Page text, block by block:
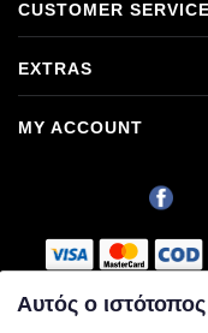
CUSTOMER SERVICE
EXTRAS
MY ACCOUNT
Αυτός ο